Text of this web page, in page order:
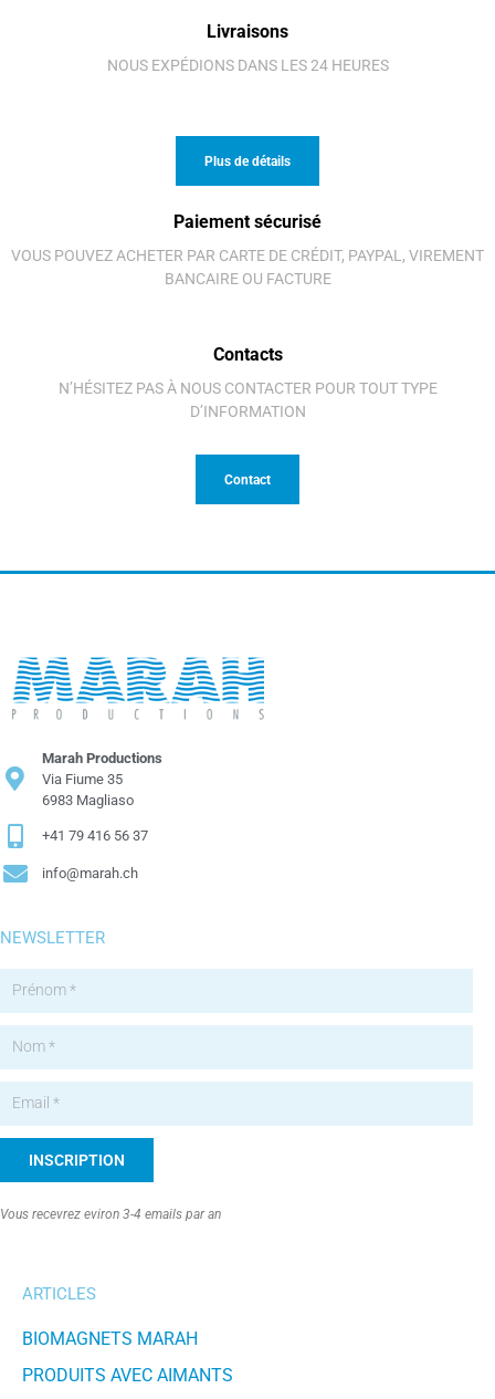
Livraisons
NOUS EXPÉDIONS DANS LES 24 HEURES
Plus de détails
Paiement sécurisé
VOUS POUVEZ ACHETER PAR CARTE DE CRÉDIT, PAYPAL, VIREMENT
BANCAIRE OU FACTURE
Contacts
N’HÉSITEZ PAS À NOUS CONTACTER POUR TOUT TYPE
D’INFORMATION
Contact
Marah Productions
Via Fiume 35
6983 Magliaso
+41 79 416 56 37
info@marah.ch
NEWSLETTER
INSCRIPTION
Vous recevrez eviron 3-4 emails par an
ARTICLES
BIOMAGNETS MARAH
PRODUITS AVEC AIMANTS